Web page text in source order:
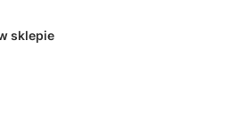
sklepie